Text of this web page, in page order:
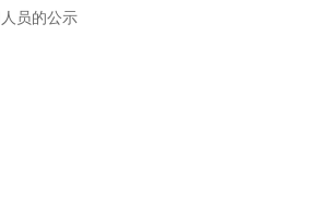
员的公示